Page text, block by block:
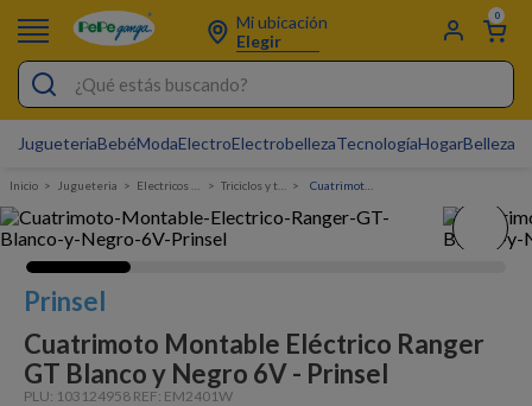
Mi ubicación
Elegir
0
¿Qué estás buscando?
JugueteriaBebéModaElectroElectrobellezaTecnologíaHogarBelleza
Jugueteria electricos y montables triciclos y tres ruedas
Prinsel
Cuatrimoto Montable Eléctrico Ranger
GT Blanco y Negro 6V - Prinsel
PLU: 103124958 REF: EM2401W
Pijamas
Electro
Figuras Toy Story
Carters
Silla Mecedora Bebé